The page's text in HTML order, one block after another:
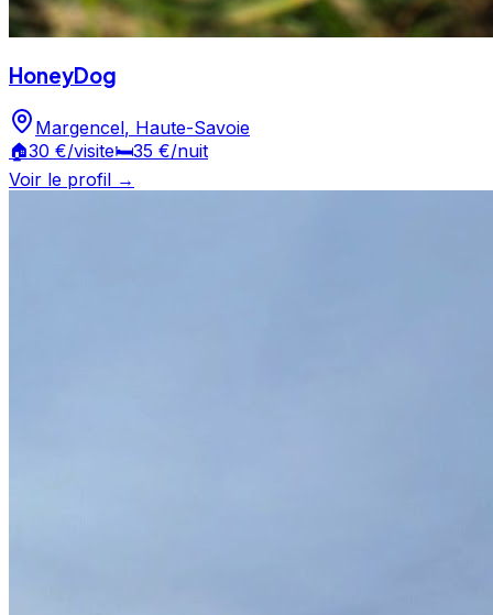
HoneyDog
Margencel, Haute-Savoie
🏠30 €/visite🛏️35 €/nuit
Voir le profil →